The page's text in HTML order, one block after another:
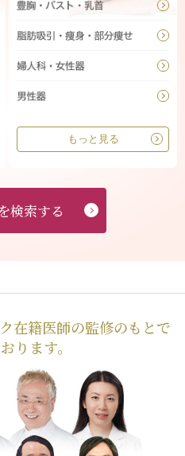
もっと見る
検索する
在籍医師の監修のもとで
ります。